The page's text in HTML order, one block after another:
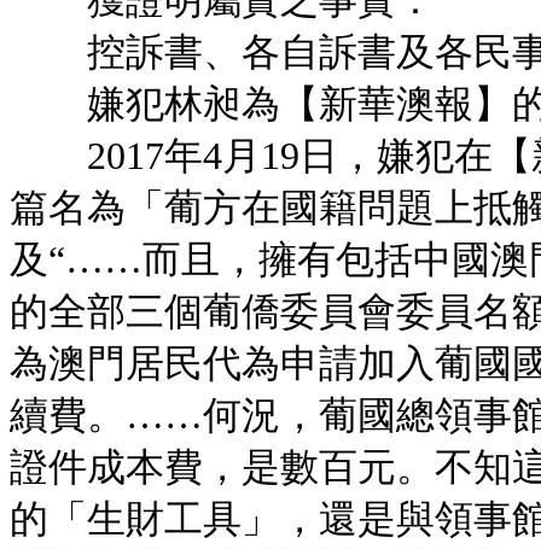
控訴書、各自訴書及各民事
嫌犯林昶為【新華澳報】
2017年4月19日，嫌犯在【
篇名為「葡方在國籍問題上抵
及“……而且，擁有包括中國澳
的全部三個葡僑委員會委員名
為澳門居民代為申請加入葡國
續費。……何況，葡國總領事
證件成本費，是數百元。不知
的「生財工具」，還是與領事